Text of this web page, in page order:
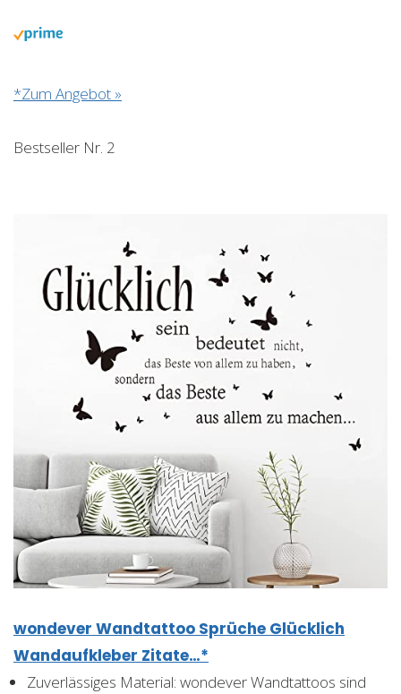
*Zum Angebot »
Bestseller Nr. 2
wondever Wandtattoo Sprüche Glücklich
Wandaufkleber Zitate…*
Zuverlässiges Material: wondever Wandtattoos sind